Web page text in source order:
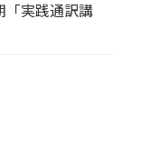
「実践通訳講